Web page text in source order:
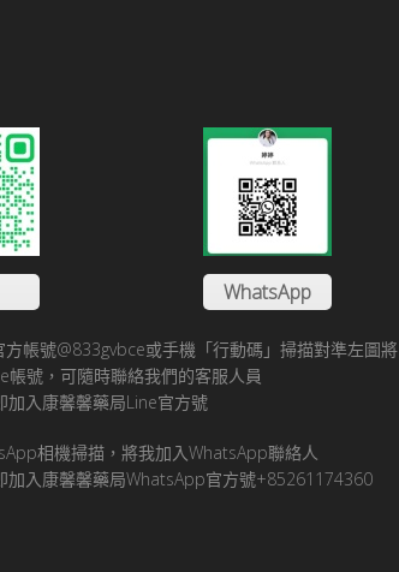
WhatsApp
方帳號@833gvbce或手機「行動碼」掃描對準左圖將
帳號，可隨時聯絡我們的客服人員
加入康馨馨藥局Line官方號
相機掃描，將我加入WhatsApp聯絡人
加入康馨馨藥局WhatsApp官方號+85261174360